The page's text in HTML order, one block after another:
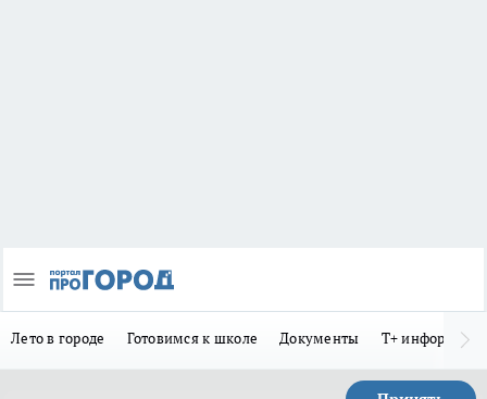
Лето в городе Готовимся к школе Документы Т+